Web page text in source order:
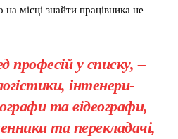
місці знайти працівника не
професій у списку, –
інтенери-
та відеографи,
та перекладачі,